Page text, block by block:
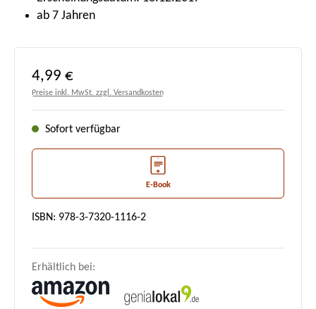
ab 7 Jahren
Regulärer Preis:
4,99 €
Preise inkl. MwSt. zzgl. Versandkosten
Sofort verfügbar
E-Book
ISBN: 978-3-7320-1116-2
Erhältlich bei: